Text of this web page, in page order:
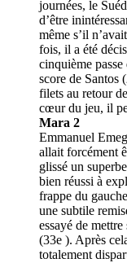
journées, le
d’être
même s’il
fois, il a été
cinquième
score de Santos
filets au retour
cœur du jeu, il
Mara 2
Emmanuel
allait forcément
glissé un
bien réussi à
frappe du
une subtile
essayé de
(33e ). Après
totalement